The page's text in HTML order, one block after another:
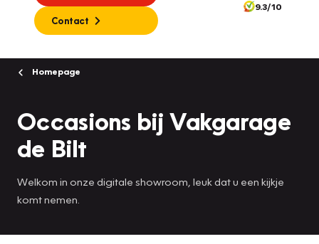
Contact
9.3/10
Homepage
Occasions bij Vakgarage
de Bilt
Welkom in onze digitale showroom, leuk dat u een kijkje
komt nemen.